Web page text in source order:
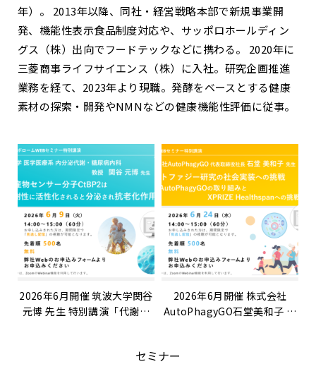
年）。 2013年以降、同社・経営戦略本部で新規事業開
発、機能性表示食品制度対応や、サッポロホールディン
グス（株）出向でフードテックなどに携わる。 2020年に
三菱商事ライフサイエンス（株）に入社。研究企画推進
業務を経て、2023年より現職。発酵をベースとする健康
素材の探索・開発やNMNなどの健康機能性評価に従事。
2026年6月開催 筑波大学関谷
元博 先生 特別講演「代謝産
2026年6月開催 株式会社
AutoPhagyGO石堂美和子 先
AutoPhagyGOの取り組みと
セミナー